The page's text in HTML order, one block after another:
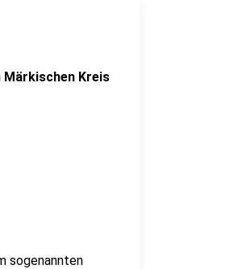
Märkischen Kreis
sogenannten